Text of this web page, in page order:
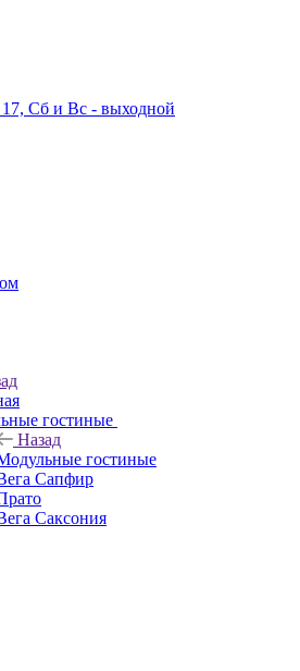
Сб и Вс - выходной
гостиные
Назад
гостиные
Сапфир
Саксония